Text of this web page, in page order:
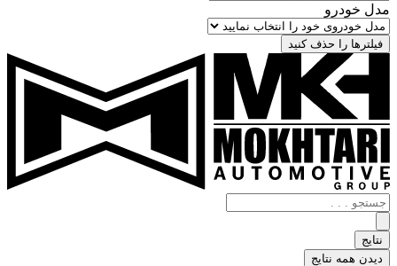
مدل خودرو
فیلترها را حذف کنید
جستجو
.
.
.
نتایج
دیدن همه نتایج